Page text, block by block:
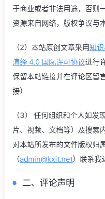
于商业或者非法用途，否则
资源来自网络，版权争议与
（2）本站原创文章采用知
演绎 4.0 国际许可协议进行
保留本站链接并在评论区留
接）
（3） 任何组织和个人如发
片、视频、文档等）及搜索
对本站所发布的文件版权归
（admin@kxit.net）联系我
二、评论声明